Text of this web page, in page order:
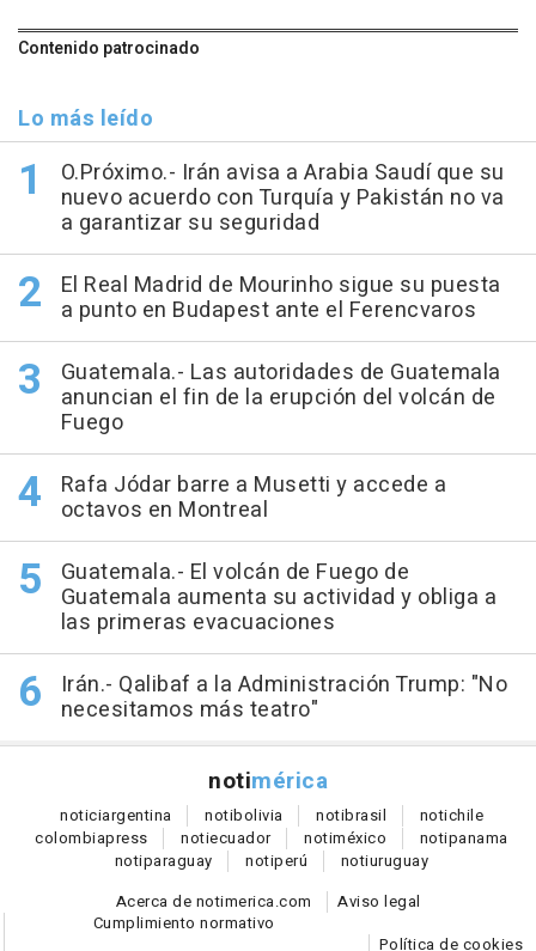
Contenido patrocinado
Lo más leído
O.Próximo.- Irán avisa a Arabia Saudí que su
nuevo acuerdo con Turquía y Pakistán no va
a garantizar su seguridad
El Real Madrid de Mourinho sigue su puesta
a punto en Budapest ante el Ferencvaros
Guatemala.- Las autoridades de Guatemala
anuncian el fin de la erupción del volcán de
Fuego
Rafa Jódar barre a Musetti y accede a
octavos en Montreal
Guatemala.- El volcán de Fuego de
Guatemala aumenta su actividad y obliga a
las primeras evacuaciones
Irán.- Qalibaf a la Administración Trump: "No
necesitamos más teatro"
notimérica
noticiargentina notibolivia notibrasil notichile
colombiapress notiecuador notiméxico notipanama
notiparaguay notiperú notiuruguay
Acerca de notimerica.com
Aviso legal
Cumplimiento normativo
Política de cookies